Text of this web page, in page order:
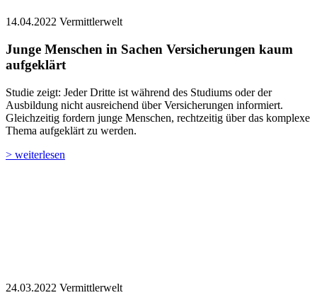
14.04.2022 Vermittlerwelt
Junge Menschen in Sachen Versicherungen kaum
aufgeklärt
Studie zeigt: Jeder Dritte ist während des Studiums oder der
Ausbildung nicht ausreichend über Versicherungen informiert.
Gleichzeitig fordern junge Menschen, rechtzeitig über das komplexe
Thema aufgeklärt zu werden.
> weiterlesen
24.03.2022 Vermittlerwelt